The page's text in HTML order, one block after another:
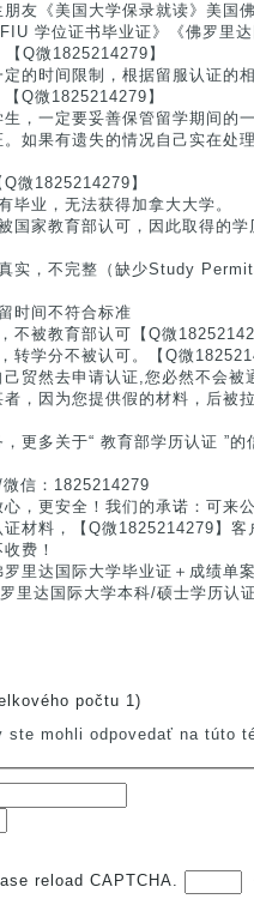
朋友《美国大学保录就读》美国
学位证书毕业证》《佛罗里达
Q微1825214279】
的时间限制，根据留服认证的
Q微1825214279】
，一定要妥善保管留学期间的
如果有遗失的情况自己实在处
微1825214279】
毕业，无法获得加拿大大学。
国家教育部认可，因此取得的
实，不完整（缺少Study
时间不符合标准
不被教育部认可【Q微
转学分不被认可。【Q微
贸然去申请认证,您必然不会被
，因为您提供假的材料，后被
更多关于“ 教育部学历认证 ”的
信：1825214279
，更安全！我们的承诺：可来
材料，【Q微1825214279】
费！
罗里达国际大学毕业证＋成绩单
里达国际大学本科/硕士学历认
počtu 1)
mohli odpovedať na túto
reload CAPTCHA.